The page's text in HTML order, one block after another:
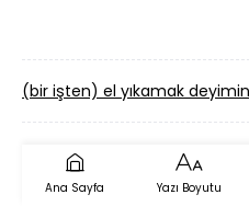
(bir işten) el yıkamak
Ana Sayfa Yazı Boyutu